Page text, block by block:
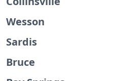
Wesson
Sardis
Bruce